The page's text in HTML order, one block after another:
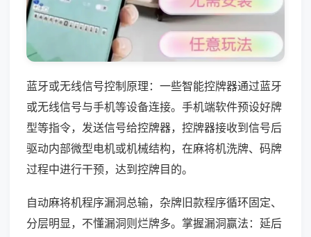
蓝牙或无线信号控制原理：一些智能控牌器通过蓝牙
或无线信号与手机等设备连接。手机端软件预设好牌
型等指令，发送信号给控牌器，控牌器接收到信号后
驱动内部微型电机或机械结构，在麻将机洗牌、码牌
过程中进行干预，达到控牌目的。
自动麻将机程序漏洞总输，杂牌旧款程序循环固定、
分层明显，不懂漏洞则烂牌多。掌握漏洞赢法：延后